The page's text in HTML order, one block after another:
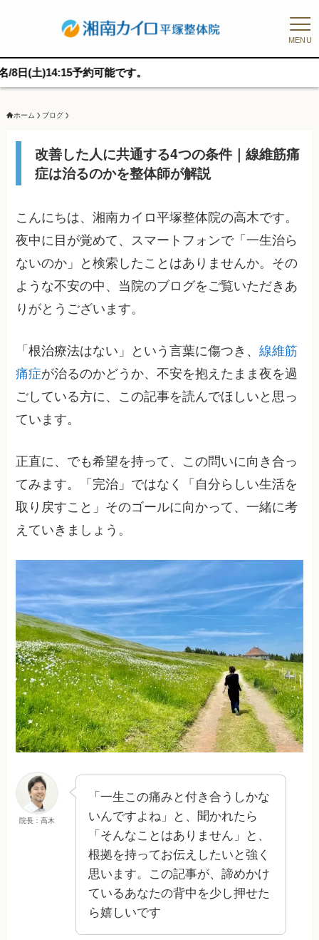
MENU
予約可能です。
ホーム ブログ
改善した人に共通する4つの条件｜線維筋痛
症は治るのかを整体師が解説
こんにちは、湘南カイロ平塚整体院の高木です。
夜中に目が覚めて、スマートフォンで「一生治ら
ないのか」と検索したことはありませんか。その
ような不安の中、当院のブログをご覧いただきあ
りがとうございます。
「根治療法はない」という言葉に傷つき、線維筋
痛症が治るのかどうか、不安を抱えたまま夜を過
ごしている方に、この記事を読んでほしいと思っ
ています。
正直に、でも希望を持って、この問いに向き合っ
てみます。「完治」ではなく「自分らしい生活を
取り戻すこと」そのゴールに向かって、一緒に考
えていきましょう。
院長：高木
「一生この痛みと付き合うしかな
いんですよね」と、聞かれたら
「そんなことはありません」と、
根拠を持ってお伝えしたいと強く
思います。この記事が、諦めかけ
ているあなたの背中を少し押せた
ら嬉しいです